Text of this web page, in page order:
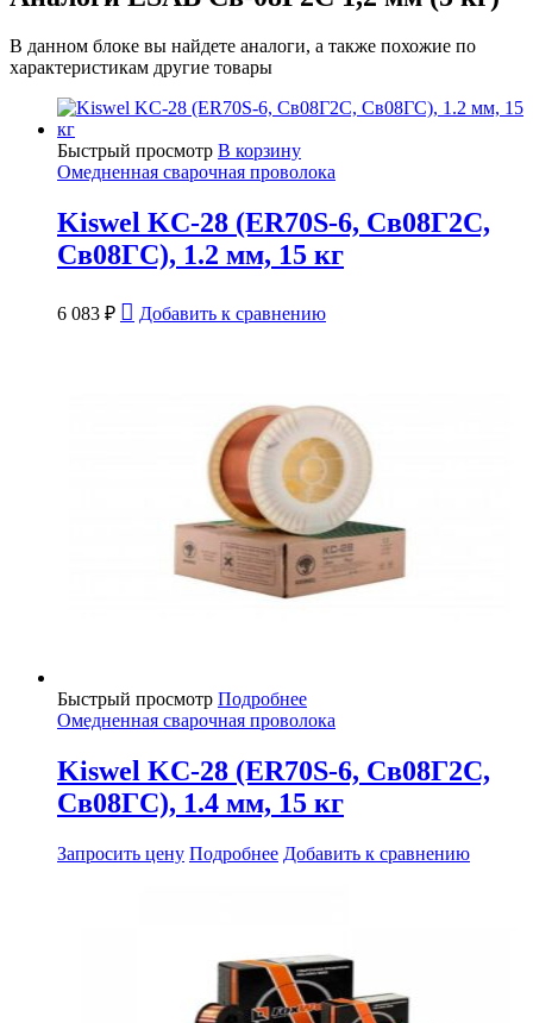
В данном блоке вы найдете аналоги, а также похожие по
характеристикам другие товары
Быстрый просмотр В корзину
Омедненная сварочная проволока
Kiswel KC-28 (ER70S-6, Св08Г2С,
Св08ГС), 1.2 мм, 15 кг
6 083 ₽ Добавить к сравнению
Быстрый просмотр Подробнее
Омедненная сварочная проволока
Kiswel KC-28 (ER70S-6, Св08Г2С,
Св08ГС), 1.4 мм, 15 кг
Запросить цену Подробнее Добавить к сравнению